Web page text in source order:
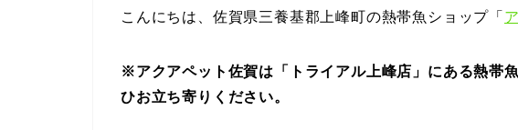
こんにちは、佐賀県三養基郡上峰町の熱帯魚ショップ「
※アクアペット佐賀は「トライアル上峰店」にある熱帯
ひお立ち寄りください。